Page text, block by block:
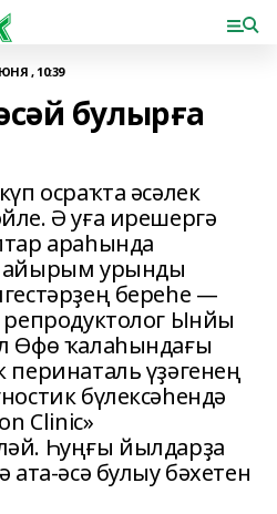
, 10:39
булырға
осраҡта әсәлек
Ә уға ирешергә
араһында
айырым урынды
береһе —
репродуктолог Ынйы
Өфө ҡалаһындағы
перинаталь үҙәгенең
бүлексәһендә
Clinic»
Һуңғы йылдарҙа
ата-әсә булыу бәхетен